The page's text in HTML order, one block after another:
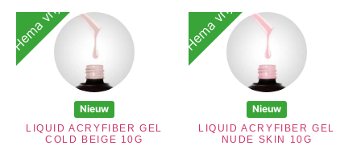
Hema vrij
Nieuw
LIQUID ACRYFIBER GEL
COLD BEIGE 10G
Hema vrij
Nieuw
LIQUID ACRYFIBER GEL
NUDE SKIN 10G